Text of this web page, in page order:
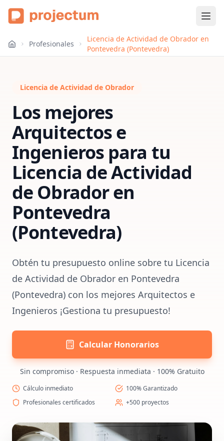
Profesionales
Licencia de Actividad de Obrador en
Pontevedra (Pontevedra)
Licencia de Actividad de Obrador
Los mejores
Arquitectos e
Ingenieros para tu
Licencia de Actividad
de Obradoren
Pontevedra
(Pontevedra)
Obtén tu presupuesto online sobre tu Licencia
de Actividad de Obrador en Pontevedra
(Pontevedra) con los mejores Arquitectos e
Ingenieros ¡Gestiona tu presupuesto!
Calcular Honorarios
Sin compromiso · Respuesta inmediata · 100% Gratuito
Cálculo inmediato
100% Garantizado
Profesionales certificados
+500 proyectos